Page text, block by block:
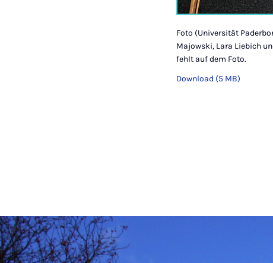
Foto (Universität
Majowski, Lara Liebich
fehlt auf dem Foto.
Download (5 MB)